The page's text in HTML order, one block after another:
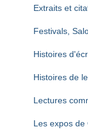
Extraits et
Festivals,
Histoires
Histoires de
Lectures
Les expos de